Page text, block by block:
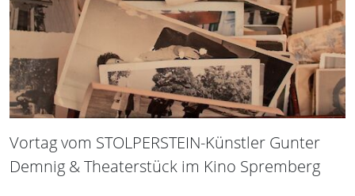
Vortag vom STOLPERSTEIN-Künstler Gunter
Demnig & Theaterstück im Kino Spremberg